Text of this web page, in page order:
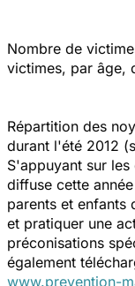
Nombre de
victimes, par âge,
Répartition des
durant l'été 2012
S'appuyant sur les
diffuse cette
parents et enfants
et pratiquer une
préconisations
également
www.prevention-